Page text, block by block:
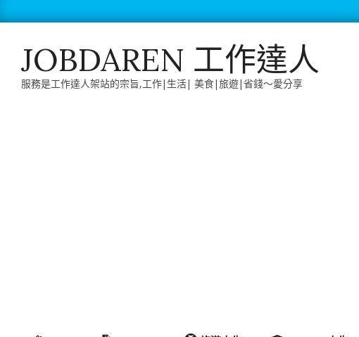
to
JOBDAREN 工作達人
服務是工作達人架站的宗旨,工作|生活| 美食|旅遊|省錢～愛分享